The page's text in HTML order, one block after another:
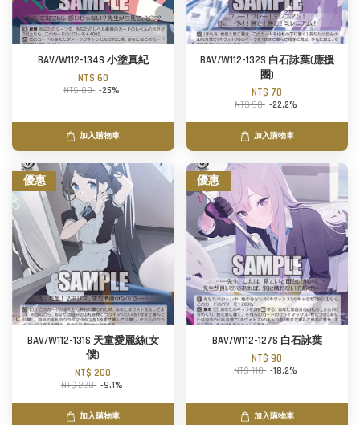
BAV/W112-134S 小塗真紀
NT$ 60
NT$ 80 -25%
加入購物車
BAV/W112-132S 白石詠葉(應援
團)
NT$ 70
NT$ 90 -22.2%
加入購物車
優惠
BAV/W112-131S 天童愛麗絲(女
僕)
NT$ 200
NT$ 220 -9.1%
加入購物車
優惠
BAV/W112-127S 白石詠葉
NT$ 90
NT$ 110 -18.2%
加入購物車